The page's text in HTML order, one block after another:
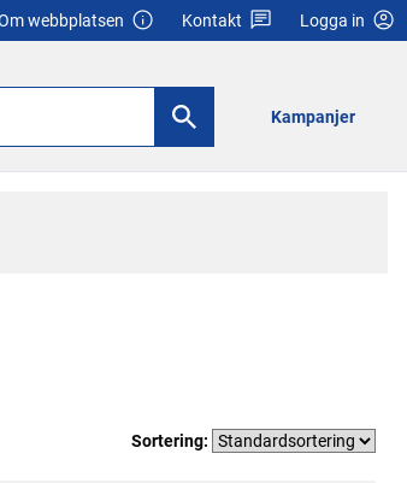
webbplatsen Kontakt Logga in
Kampanjer
Sortering: